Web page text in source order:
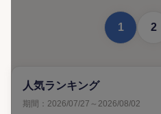
1 2
人気ランキング
期間：2026/07/27～2026/08/02